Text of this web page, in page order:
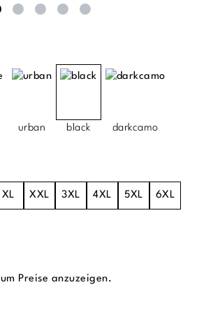
urban black darkcamo
XL XXL 3XL 4XL 5XL 6XL
um Preise anzuzeigen.